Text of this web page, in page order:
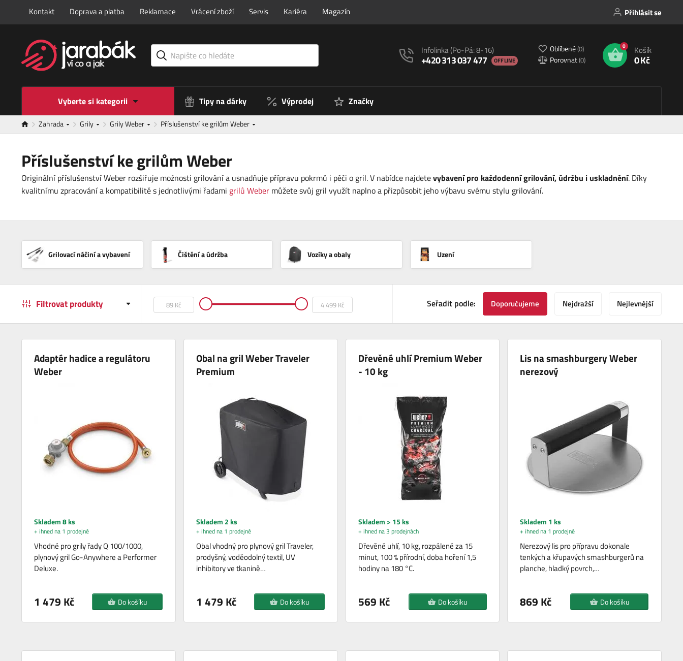
Kontakt Doprava a platba Reklamace Vrácení zboží Servis Kariéra Magazín Přihlásit se
Infolinka(Po-Pá: 8-16)
+420 313 037 477 OFFLINE
Oblíbené(0)
Porovnat(0)
0 Košík
0 Kč
Vyberte si kategorii Tipy na dárky Výprodej Značky
Zahrada Grily Grily Weber Příslušenství ke grilům Weber
Příslušenství ke grilům Weber
Originální příslušenství Weber rozšiřuje možnosti grilování a usnadňuje přípravu pokrmů i péči o gril. V nabídce najdetevybavení pro každodenní grilování, údržbu i uskladnění. Díky
kvalitnímu zpracování a kompatibilitě s jednotlivými řadami grilů Weber můžete svůj gril využít naplno a přizpůsobit jeho výbavu svému stylu grilování.
Grilovací náčiní a vybavení Čištění a údržba Vozíky a obaly Uzení
Filtrovat produkty Seřadit podle: Doporučujeme Nejdražší Nejlevnější
Adaptér hadice a regulátoru
Weber
Skladem 8 ks
+ ihned na 1 prodejně
Vhodné pro grily řady Q 100/1000,
plynový gril Go-Anywhere a Performer
Deluxe.
1 479 Kč Do košíku
Obal na gril Weber Traveler
Premium
Skladem 2 ks
+ ihned na 1 prodejně
Obal vhodný pro plynový gril Traveler,
prodyšný, voděodolný textil, UV
inhibitory ve tkanině…
1 479 Kč Do košíku
Dřevěné uhlí Premium Weber
- 10 kg
Skladem > 15 ks
+ ihned na 3 prodejnách
Dřevěné uhlí, 10 kg, rozpálené za 15
minut, 100 % přírodní, doba hoření 1,5
hodiny na 180 °C.
569 Kč Do košíku
Lis na smashburgery Weber
nerezový
Skladem 1 ks
+ ihned na 1 prodejně
Nerezový lis pro přípravu dokonale
tenkých a křupavých smashburgerů na
planche, hladký povrch,…
869 Kč Do košíku